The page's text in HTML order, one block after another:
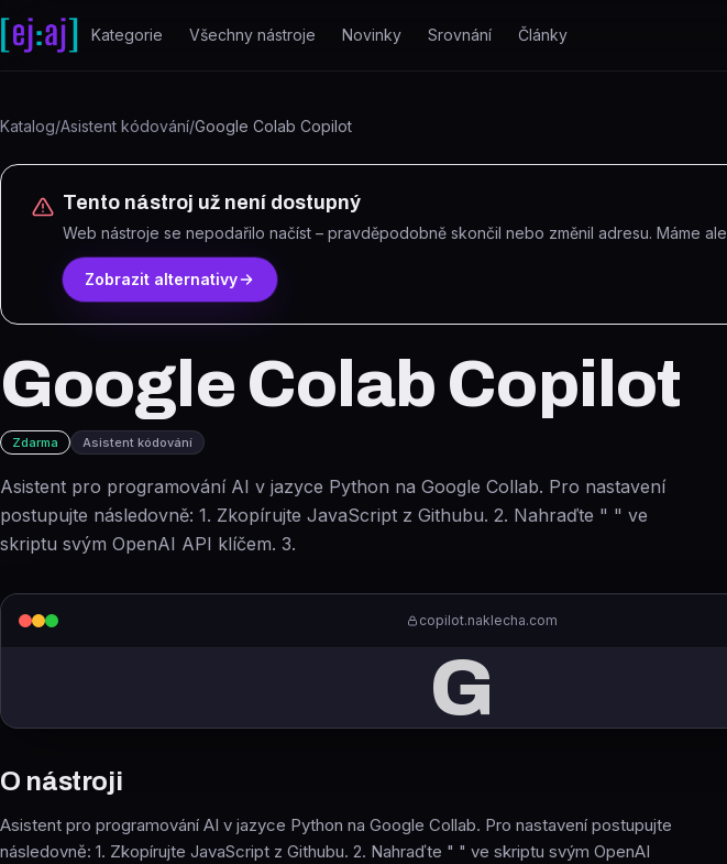
Přeskočit na obsah
Kategorie Všechny nástroje Novinky Srovnání Články
Katalog/Asistent kódování/Google Colab Copilot
Tento nástroj už není dostupný
Web nástroje se nepodařilo načíst – pravděpodobně skončil nebo změnil adresu. Máme ale
Zobrazit alternativy
Google Colab Copilot
Zdarma Asistent kódování
Asistent pro programování AI v jazyce Python na Google Collab. Pro nastavení
postupujte následovně: 1. Zkopírujte JavaScript z Githubu. 2. Nahraďte " " ve
skriptu svým OpenAI API klíčem. 3.
copilot.naklecha.com
G
O nástroji
Asistent pro programování AI v jazyce Python na Google Collab. Pro nastavení postupujte
následovně: 1. Zkopírujte JavaScript z Githubu. 2. Nahraďte " " ve skriptu svým OpenAI